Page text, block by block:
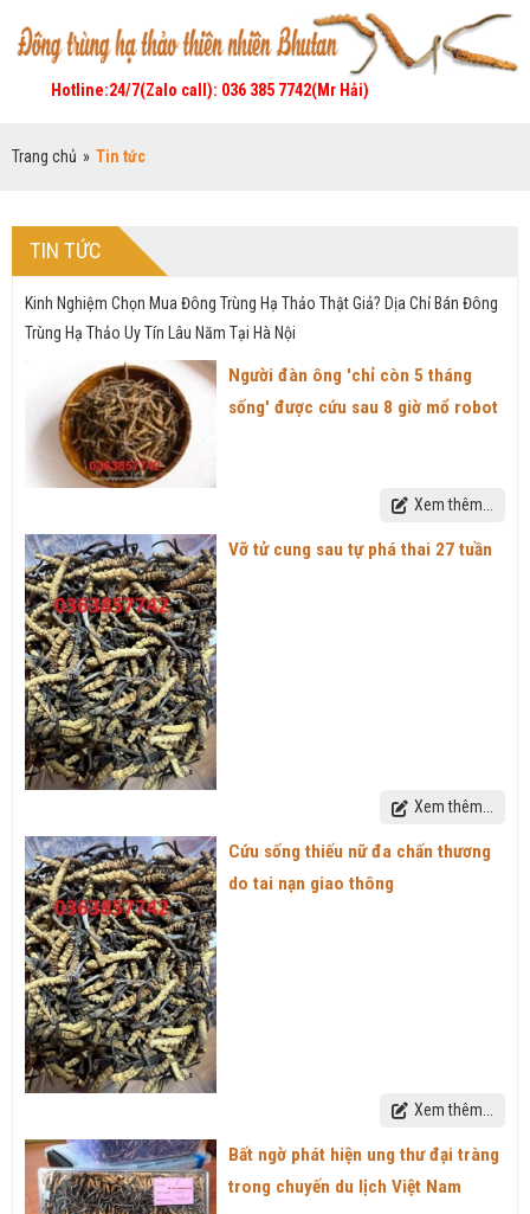
Hotline:24/7(Zalo call): 036 385 7742(Mr Hải)
Trang chủ » Tin tức
TIN TỨC
Kinh Nghiệm Chọn Mua Đông Trùng Hạ Thảo Thật Giả? Dịa Chỉ Bán Đông
Trùng Hạ Thảo Uy Tín Lâu Năm Tại Hà Nội
Người đàn ông 'chỉ còn 5 tháng
sống' được cứu sau 8 giờ mổ robot
Xem thêm...
Vỡ tử cung sau tự phá thai 27 tuần
Xem thêm...
Cứu sống thiếu nữ đa chấn thương
do tai nạn giao thông
Xem thêm...
Bất ngờ phát hiện ung thư đại tràng
trong chuyến du lịch Việt Nam